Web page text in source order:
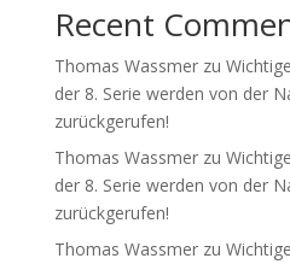
Recent
Thomas Wassmerzu
der 8. Serie werden von der
zurückgerufen!
Thomas Wassmerzu
der 8. Serie werden von der
zurückgerufen!
Thomas Wassmerzu